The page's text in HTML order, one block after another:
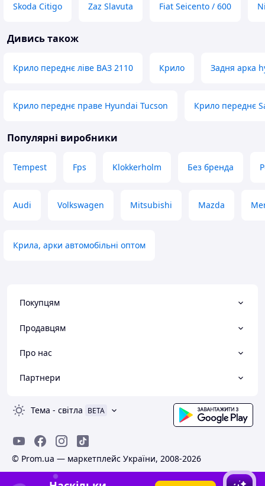
Skoda Citigo Zaz Slavuta Fiat Seicento / 600
Дивись також
Крило переднє ліве ВАЗ 2110 Крило Задня арка
Крило переднє праве Hyundai Tucson Крило переднє
Популярні виробники
Tempest Fps Klokkerholm Без бренда
Audi Volkswagen Mitsubishi Mazda
Крила, арки автомобільні оптом
Покупцям
Продавцям
Про нас
Партнери
Тема - світла BETA
© Prom.ua — маркетплейс України, 2008-2026